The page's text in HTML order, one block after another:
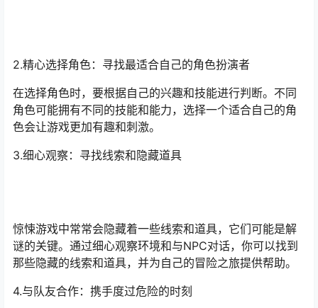
2.精心选择角色：寻找最适合自己的角色扮演者
在选择角色时，要根据自己的兴趣和技能进行判断。不同
角色可能拥有不同的技能和能力，选择一个适合自己的角
色会让游戏更加有趣和刺激。
3.细心观察：寻找线索和隐藏道具
惊悚游戏中常常会隐藏着一些线索和道具，它们可能是解
谜的关键。通过细心观察环境和与NPC对话，你可以找到
那些隐藏的线索和道具，并为自己的冒险之旅提供帮助。
4.与队友合作：携手度过危险的时刻